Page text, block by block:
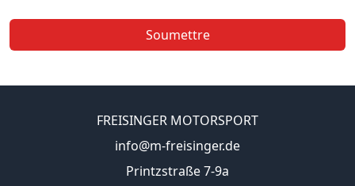
Soumettre
FREISINGER MOTORSPORT
info@m-freisinger.de
Printzstraße 7-9a